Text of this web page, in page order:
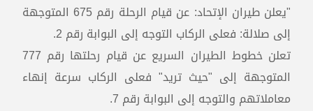
"يعلن طيران الإتحاد: عن قيام الرحلة رقم 675 المتوجهة
إلى صلالة: فعلى الركاب التوجه إلى البوابة رقم 2.
تعلن خطوط الطيران السريع عن قيام رحلتها رقم 777
المتوجهة إلى "حيث تريد" فعلى الركاب سرعة إنهاء
معاملاتهم والتوجه إلى البوابة رقم 7.